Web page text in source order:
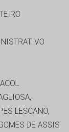
LESCANO,
DE ASSIS